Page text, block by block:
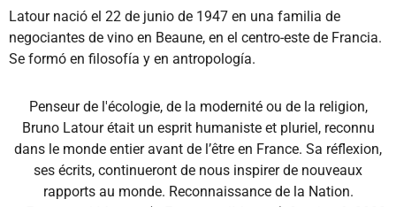
Latour nació el 22 de junio de 1947 en una familia de
negociantes de vino en Beaune, en el centro-este de Francia.
Se formó en filosofía y en antropología.
Penseur de l'écologie, de la modernité ou de la religion,
Bruno Latour était un esprit humaniste et pluriel, reconnu
dans le monde entier avant de l’être en France. Sa réflexion,
ses écrits, continueront de nous inspirer de nouveaux
rapports au monde. Reconnaissance de la Nation.